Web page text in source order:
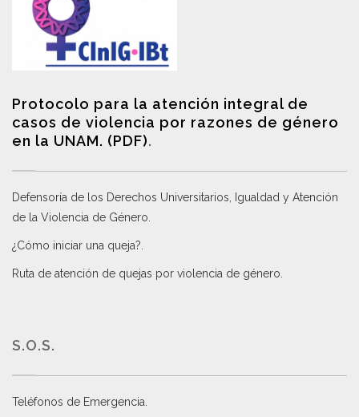
Protocolo para la atención integral de
casos de violencia por razones de género
en la UNAM. (PDF).
Defensoría de los Derechos Universitarios, Igualdad y Atención
de la Violencia de Género
¿Cómo iniciar una queja?
Ruta de atención de quejas por violencia de género
S.O.S.
Teléfonos de Emergencia.